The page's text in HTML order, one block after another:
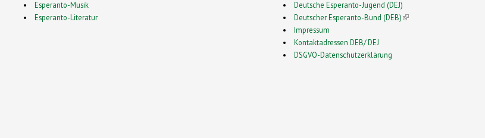
Esperanto-Musik
Esperanto-Literatur
Deutsche Esperanto-Jugend (DEJ)
Deutscher Esperanto-Bund (DEB)(link is external)
Impressum
Kontaktadressen DEB/ DEJ
DSGVO-Datenschutzerklärung